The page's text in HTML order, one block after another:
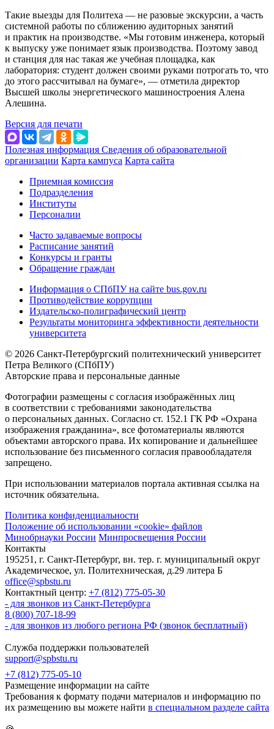
Такие выезды для Политеха — не разовые экскурсии, а часть
системной работы по сближению аудиторных занятий
и практик на производстве.
Мы готовим инженера, который
к выпуску уже понимает язык производства. Поэтому завод
и станция для нас такая же учебная площадка, как
лаборатория: студент должен своими руками потрогать то, что
до этого рассчитывал на бумаге , — отметила директор
Высшей школы энергетического машиностроения Алена
Алешина.
Версия для печати
Полезная информация Сведения об образовательной
организации Карта кампуса Карта сайта
Приемная комиссия
Подразделения
Институты
Персоналии
Часто задаваемые вопросы
Расписание занятий
Конкурсы и гранты
Обращение граждан
Информация о СПбПУ на сайте bus.gov.ru
Противодействие коррупции
Издательско-полиграфический центр
Результаты мониторинга эффективности деятельности
университета
© 2026 Санкт-Петербургский политехнический университет
Петра Великого (СПбПУ)
Авторские права и персональные данные
Фотографии размещены с согласия изображённых лиц
в соответствии с требованиями законодательства
о персональных данных. Согласно ст. 152.1 ГК РФ «Охрана
изображения гражданина», все фотоматериалы являются
объектами авторского права. Их копирование и дальнейшее
использование без письменного согласия правообладателя
запрещено.
При использовании материалов портала активная ссылка на
источник обязательна.
Политика конфиденциальности
Положение об использовании «cookie» файлов
Минобрнауки России Минпросвещения России
Контакты
195251, г. Санкт-Петербург, вн. тер. г. муниципальный округ
Академическое, ул. Политехническая, д.29 литера Б
office@spbstu.ru
Контактный центр: +7 (812) 775-05-30
- для звонков из Санкт-Петербурга
8 (800) 707-18-99
- для звонков из любого региона РФ (звонок бесплатный)
Служба поддержки пользователей
support@spbstu.ru
+7 (812) 775-05-10
Размещение информации на сайте
Требования к формату подачи материалов и информацию по
их размещению вы можете найти в специальном разделе сайта